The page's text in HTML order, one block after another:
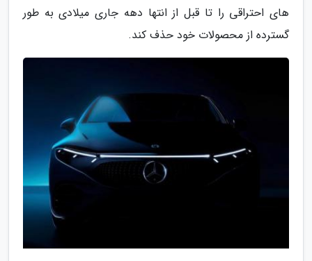
های احتراقی را تا قبل از انتها دهه جاری میلادی به طور
گسترده از محصولات خود حذف کند.